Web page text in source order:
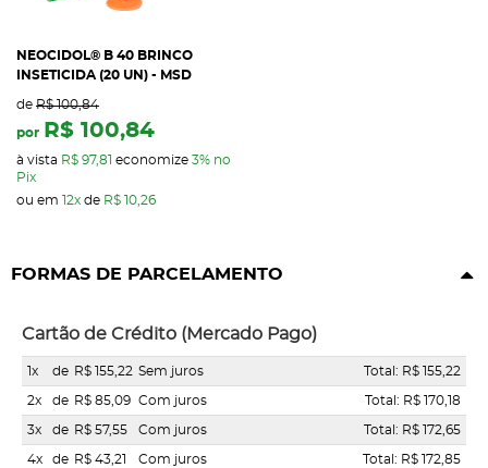
NEOCIDOL® B 40 BRINCO
INSETICIDA (20 UN) - MSD
de R$ 100,84
por R$ 100,84
à vista R$ 97,81 economize 3% no
Pix
ou em
12x de R$ 10,26
FORMAS DE PARCELAMENTO
Cartão de Crédito (Mercado Pago)
1x de R$ 155,22 Sem juros Total: R$ 155,22
2x de R$ 85,09 Com juros Total: R$ 170,18
3x de R$ 57,55 Com juros Total: R$ 172,65
4x de R$ 43,21 Com juros Total: R$ 172,85